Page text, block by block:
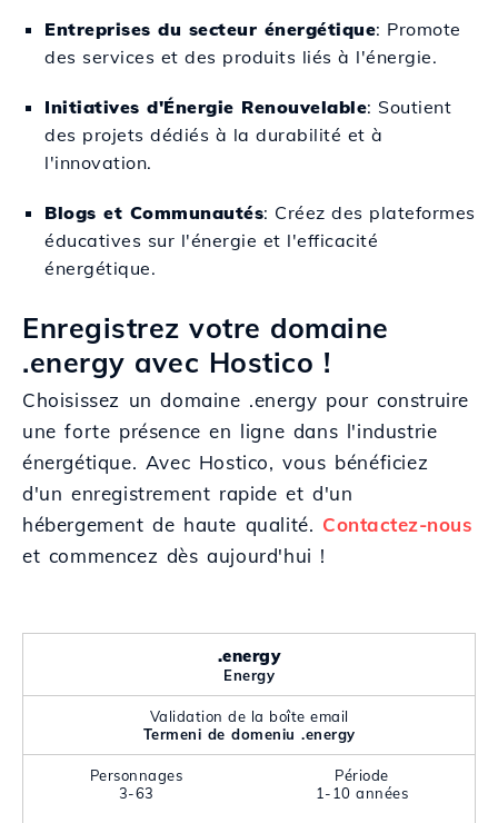
Entreprises du secteur énergétique: Promote
des services et des produits liés à l'énergie.
Initiatives d'Énergie Renouvelable: Soutient
des projets dédiés à la durabilité et à
l'innovation.
Blogs et Communautés: Créez des plateformes
éducatives sur l'énergie et l'efficacité
énergétique.
Enregistrez votre domaine
.energy avec Hostico !
Choisissez un domaine .energy pour construire
une forte présence en ligne dans l'industrie
énergétique. Avec Hostico, vous bénéficiez
d'un enregistrement rapide et d'un
hébergement de haute qualité. Contactez-nous
et commencez dès aujourd'hui !
.energy
Energy
Validation de la boîte email
Termeni de domeniu .energy
Personnages
3-63
Période
1-10 années